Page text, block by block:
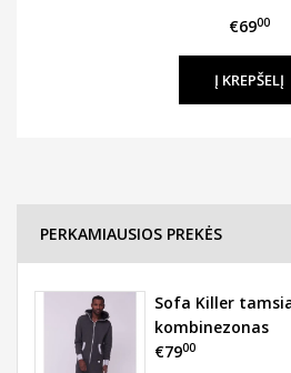
€6900
PERKAMIAUSIOS PREKĖS
Sofa Killer
kombinezonas
€7900